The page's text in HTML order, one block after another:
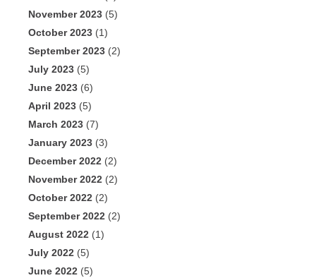
November 2023 (5)
October 2023 (1)
September 2023 (2)
July 2023 (5)
June 2023 (6)
April 2023 (5)
March 2023 (7)
January 2023 (3)
December 2022 (2)
November 2022 (2)
October 2022 (2)
September 2022 (2)
August 2022 (1)
July 2022 (5)
June 2022 (5)